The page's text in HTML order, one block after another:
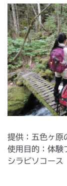
提供：五色ヶ原
使用目的：体験
シラビソコース